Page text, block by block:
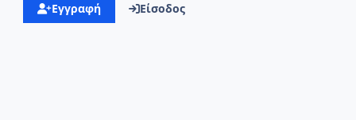
Εγγραφή Είσοδος